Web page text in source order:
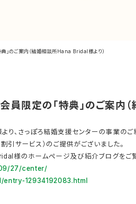
」のご案内（結婚相談所Hana Bridal様より）
員限定の「特典」のご案内
り、さっぽろ結婚支援センターの事業の
サービス）のご提供がございました。
様のホームページ及び紹介ブログをご覧
27/center/
12934192083.html